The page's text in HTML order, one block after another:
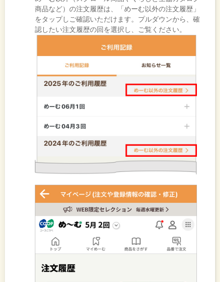
商品など）の注文履歴は、「めーむ以外の注文履歴」
をタップしご確認いただけます。プルダウンから、確
認したい注文履歴の回を選択し、ご覧ください。